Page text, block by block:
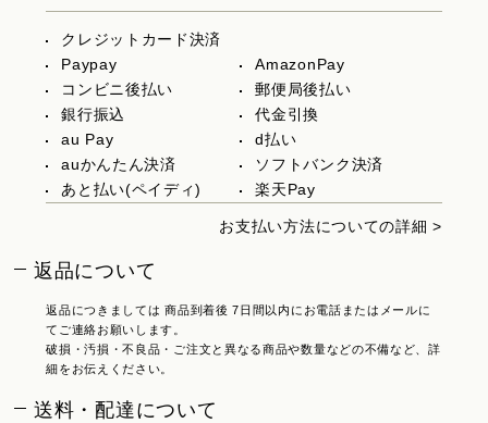
クレジットカード決済
Paypay
AmazonPay
コンビニ後払い
郵便局後払い
銀行振込
代金引換
au Pay
d払い
auかんたん決済
ソフトバンク決済
あと払い(ペイディ)
楽天Pay
お支払い方法についての詳細 >
返品について
返品につきましては 商品到着後 7日間以内にお電話またはメールに
てご連絡お願いします。
破損・汚損・不良品・ご注文と異なる商品や数量などの不備など、詳
細をお伝えください。
送料・配達について